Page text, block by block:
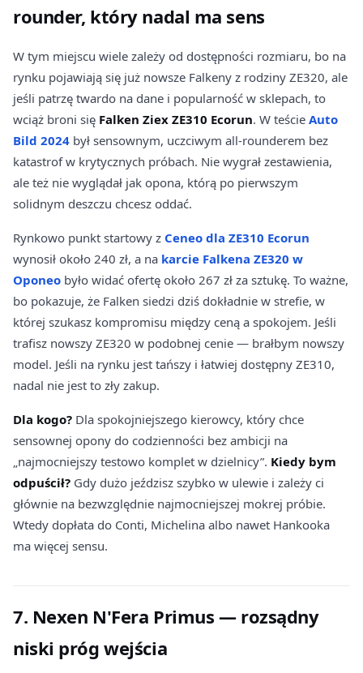
rounder, który nadal ma sens
W tym miejscu wiele zależy od dostępności rozmiaru, bo na
rynku pojawiają się już nowsze Falkeny z rodziny ZE320, ale
jeśli patrzę twardo na dane i popularność w sklepach, to
wciąż broni się Falken Ziex ZE310 Ecorun. W teście Auto
Bild 2024 był sensownym, uczciwym all-rounderem bez
katastrof w krytycznych próbach. Nie wygrał zestawienia,
ale też nie wyglądał jak opona, którą po pierwszym
solidnym deszczu chcesz oddać.
Rynkowo punkt startowy z Ceneo dla ZE310 Ecorun
wynosił około 240 zł, a na karcie Falkena ZE320 w
Oponeo było widać ofertę około 267 zł za sztukę. To ważne,
bo pokazuje, że Falken siedzi dziś dokładnie w strefie, w
której szukasz kompromisu między ceną a spokojem. Jeśli
trafisz nowszy ZE320 w podobnej cenie — brałbym nowszy
model. Jeśli na rynku jest tańszy i łatwiej dostępny ZE310,
nadal nie jest to zły zakup.
Dla kogo? Dla spokojniejszego kierowcy, który chce
sensownej opony do codzienności bez ambicji na
„najmocniejszy testowo komplet w dzielnicy”. Kiedy bym
odpuścił? Gdy dużo jeździsz szybko w ulewie i zależy ci
głównie na bezwzględnie najmocniejszej mokrej próbie.
Wtedy dopłata do Conti, Michelina albo nawet Hankooka
ma więcej sensu.
7. Nexen N'Fera Primus — rozsądny
niski próg wejścia